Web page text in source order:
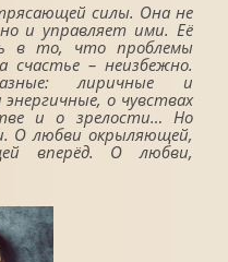
силы. Она не
и управляет ими. Её
в то, что проблемы
счастье – неизбежно.
лиричные и
о чувствах
и о зрелости… Но
О любви окрыляющей,
вперёд. О любви,